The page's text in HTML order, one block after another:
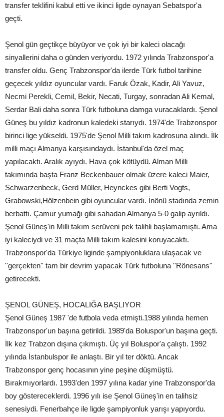
transfer teklifini kabul etti ve ikinci ligde oynayan Sebatspor'a
geçti.
Şenol gün geçtikçe büyüyor ve çok iyi bir kaleci olacağı
sinyallerini daha o günden veriyordu. 1972 yılında Trabzonspor'a
transfer oldu. Genç Trabzonspor'da ilerde Türk futbol tarihine
geçecek yıldız oyuncular vardı. Faruk Özak, Kadir, Ali Yavuz,
Necmi Perekli, Cemil, Bekir, Necati, Turgay, sonradan Ali Kemal,
Serdar Bali daha sonra Türk futboluna damga vuracaklardı. Şenol
Güneş bu yıldız kadronun kaledeki starıydı. 1974'de Trabzonspor
birinci lige yükseldi. 1975'de Şenol Milli takım kadrosuna alındı. İlk
milli maçı Almanya karşısındaydı. İstanbul'da özel maç
yapılacaktı. Aralık ayıydı. Hava çok kötüydü. Alman Milli
takımında başta Franz Beckenbauer olmak üzere kaleci Maier,
Schwarzenbeck, Gerd Müller, Heynckes gibi Berti Vogts,
Grabowski,Hölzenbein gibi oyuncular vardı. İnönü stadında zemin
berbattı. Çamur yumağı gibi sahadan Almanya 5-0 galip ayrıldı.
Şenol Güneş'in Milli takım serüveni pek talihli başlamamıştı. Ama
iyi kaleciydi ve 31 maçta Milli takım kalesini koruyacaktı.
Trabzonspor'da Türkiye liginde şampiyonluklara ulaşacak ve
''gerçekten'' tam bir devrim yapacak Türk futboluna ''Rönesans''
getirecekti.
ŞENOL GÜNEŞ, HOCALIĞA BAŞLIYOR
Şenol Güneş 1987 'de futbola veda etmişti.1988 yılında hemen
Trabzonspor'un başına getirildi. 1989'da Boluspor'un başına geçti.
İlk kez Trabzon dışına çıkmıştı. Üç yıl Boluspor'a çalıştı. 1992
yılında İstanbulspor ile anlaştı. Bir yıl ter döktü. Ancak
Trabzonspor genç hocasının yine peşine düşmüştü.
Bırakmıyorlardı. 1993'den 1997 yılına kadar yine Trabzonspor'da
boy göstereceklerdi. 1996 yılı ise Şenol Güneş'in en talihsiz
senesiydi. Fenerbahçe ile ligde şampiyonluk yarışı yapıyordu.